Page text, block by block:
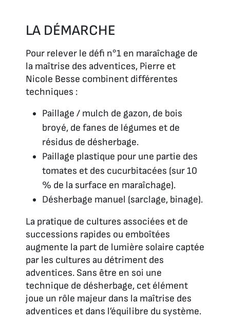
LA DÉMARCHE
Pour relever le défi n°1 en maraîchage de
la maîtrise des adventices, Pierre et
Nicole Besse combinent différentes
techniques :
Paillage / mulch de gazon, de bois
broyé, de fanes de légumes et de
résidus de désherbage.
Paillage plastique pour une partie des
tomates et des cucurbitacées (sur 10
% de la surface en maraîchage).
Désherbage manuel (sarclage, binage).
La pratique de cultures associées et de
successions rapides ou emboîtées
augmente la part de lumière solaire captée
par les cultures au détriment des
adventices. Sans être en soi une
technique de désherbage, cet élément
joue un rôle majeur dans la maîtrise des
adventices et dans l’équilibre du système.